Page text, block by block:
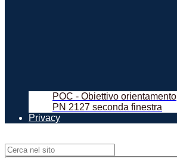
POC - Obiettivo orientamento
PN 2127 seconda finestra
Privacy